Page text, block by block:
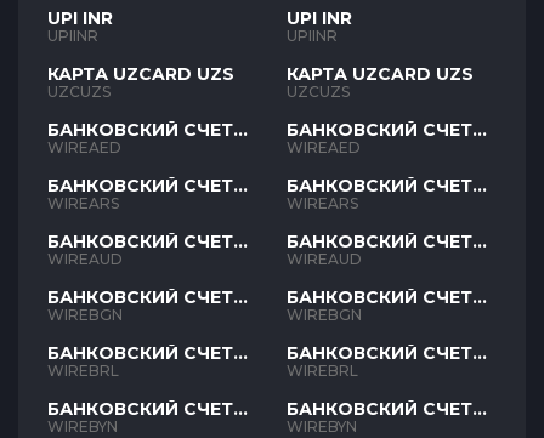
UPI INR
UPIINR
КАРТА UZCARD UZS
UZCUZS
БАНКОВСКИЙ СЧЕТ
AED
WIREAED
БАНКОВСКИЙ СЧЕТ
ARS
WIREARS
БАНКОВСКИЙ СЧЕТ
AUD
WIREAUD
БАНКОВСКИЙ СЧЕТ
BGN
WIREBGN
БАНКОВСКИЙ СЧЕТ
BRL
WIREBRL
БАНКОВСКИЙ СЧЕТ
BYN
WIREBYN
UPI INR
UPIINR
КАРТА UZCARD UZS
UZCUZS
БАНКОВСКИЙ СЧЕТ
AED
WIREAED
БАНКОВСКИЙ СЧЕТ
ARS
WIREARS
БАНКОВСКИЙ СЧЕТ
AUD
WIREAUD
БАНКОВСКИЙ СЧЕТ
BGN
WIREBGN
БАНКОВСКИЙ СЧЕТ
BRL
WIREBRL
БАНКОВСКИЙ СЧЕТ
BYN
WIREBYN